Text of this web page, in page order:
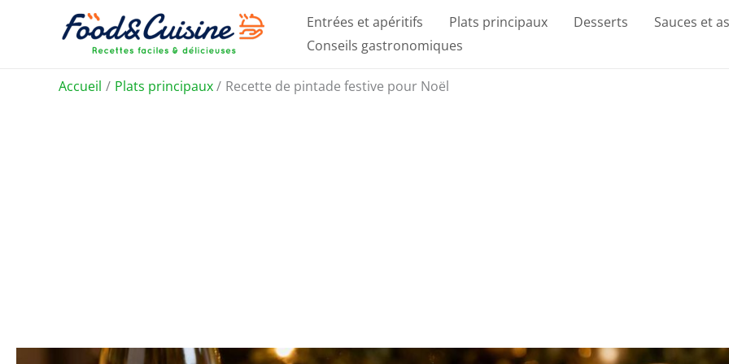
Entrées et apéritifs Plats principaux Desserts Sauces et
Conseils gastronomiques
Accueil Plats principaux Recette de pintade festive pour Noël